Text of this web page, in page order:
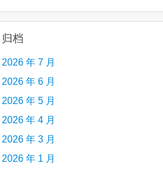
creative person (e.g. an artist, a
etc.) you admire 钦佩的有创造力的人
归档
2026 年 7 月
2026 年 6 月
2026 年 5 月
2026 年 4 月
2026 年 3 月
2026 年 1 月